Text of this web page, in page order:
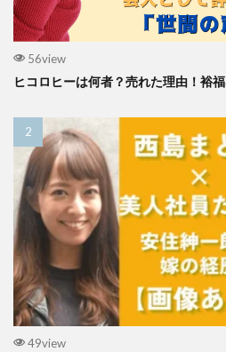
56view
ヒコロヒーは何者？売れた理由！裕
49view